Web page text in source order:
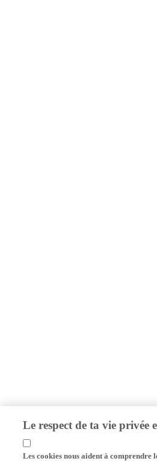
Le respect de ta vie privée
Les cookies nous aident à comprendre